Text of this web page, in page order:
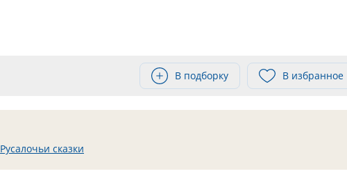
В подборку В избранное
Русалочьи сказки